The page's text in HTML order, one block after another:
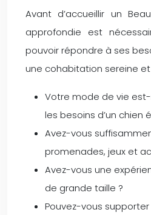
Avant d’accueillir un
approfondie est
pouvoir répondre à ses
une cohabitation sereine
Votre mode de vie
les besoins d’un chien
Avez-vous
promenades, jeux et
Avez-vous une
de grande taille ?
Pouvez-vous